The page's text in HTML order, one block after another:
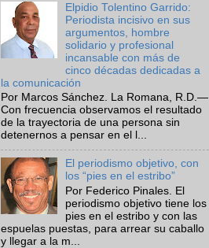
Elpidio Tolentino Garrido:
Periodista incisivo en sus
argumentos, hombre
solidario y profesional
incansable con más de
cinco décadas dedicadas a
la comunicación
Por Marcos Sánchez. La Romana, R.D.—
Con frecuencia observamos el resultado
de la trayectoria de una persona sin
detenernos a pensar en el l...
El periodismo objetivo, con
los “pies en el estribo”
Por Federico Pinales. El
periodismo objetivo tiene los
pies en el estribo y con las
espuelas puestas, para arrear su caballo
y llegar a la m...